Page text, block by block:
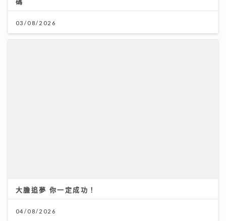
03/08/2026
大膽追夢 你一定成功！
04/08/2026